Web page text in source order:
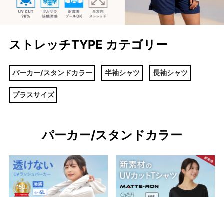
ストレッチTYPE カテゴリー
パーカー/スタンドカラー 半袖シャツ 長袖シャツ
プラスサイズ
パーカー/スタンドカラー